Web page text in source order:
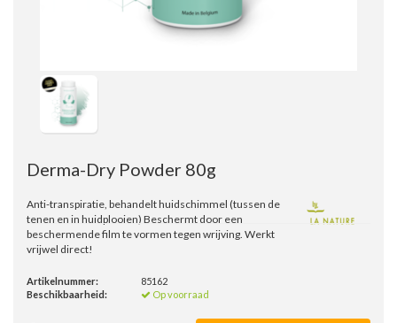
Derma-Dry Powder 80g
Anti-transpiratie, behandelt huidschimmel (tussen de
tenen en in huidplooien) Beschermt door een
beschermende film te vormen tegen wrijving. Werkt
vrijwel direct!
Artikelnummer:
85162
Beschikbaarheid:
Op voorraad